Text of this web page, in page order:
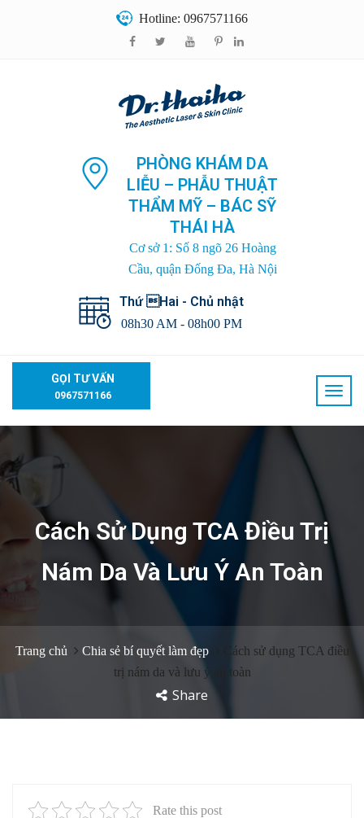
Hotline: 0967571166
PHÒNG KHÁM DA
LIỄU – PHẪU THUẬT
THẨM MỸ – BÁC SỸ
THÁI HÀ
Cơ sở 1: Số 8 ngõ 26 Hoàng
Cầu, quận Đống Đa, Hà Nội
Thứ Hai - Chủ nhật
08h30 AM - 08h00 PM
GỌI TƯ VẤN
0967571166
Cách Sử Dụng TCA Điều Trị
Nám Da Và Lưu Ý An Toàn
Trang chủ Chia sẻ bí quyết làm đẹp
Cách sử dụng TCA điều
trị nám da và lưu ý an toàn
Share
Rate this post